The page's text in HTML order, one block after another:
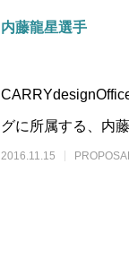
内藤龍星選手
グに所属する、内
を制作させてい
2016.11.15